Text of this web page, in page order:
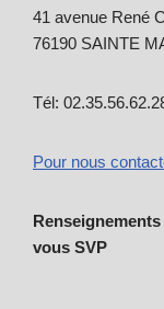
41 avenue René
76190 SAINTE
Tél:
Pour nous
vous SVP